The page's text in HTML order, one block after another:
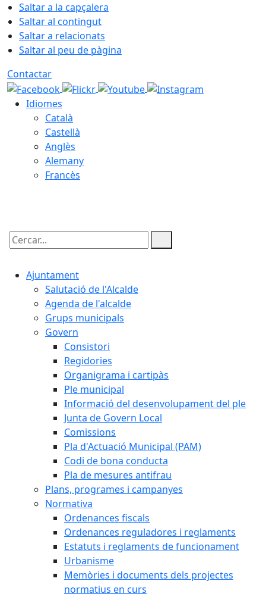
Saltar a la capçalera
Saltar al contingut
Saltar a relacionats
Saltar al peu de pàgina
Contactar
Idiomes
Català
Castellà
Anglès
Alemany
Francès
Cercar:
Ajuntament
Salutació de l'Alcalde
Agenda de l'alcalde
Grups municipals
Govern
Consistori
Regidories
Organigrama i cartipàs
Ple municipal
Informació del desenvolupament del ple
Junta de Govern Local
Comissions
Pla d'Actuació Municipal (PAM)
Codi de bona conducta
Pla de mesures antifrau
Plans, programes i campanyes
Normativa
Ordenances fiscals
Ordenances reguladores i reglaments
Estatuts i reglaments de funcionament
Urbanisme
Memòries i documents dels projectes
normatius en curs